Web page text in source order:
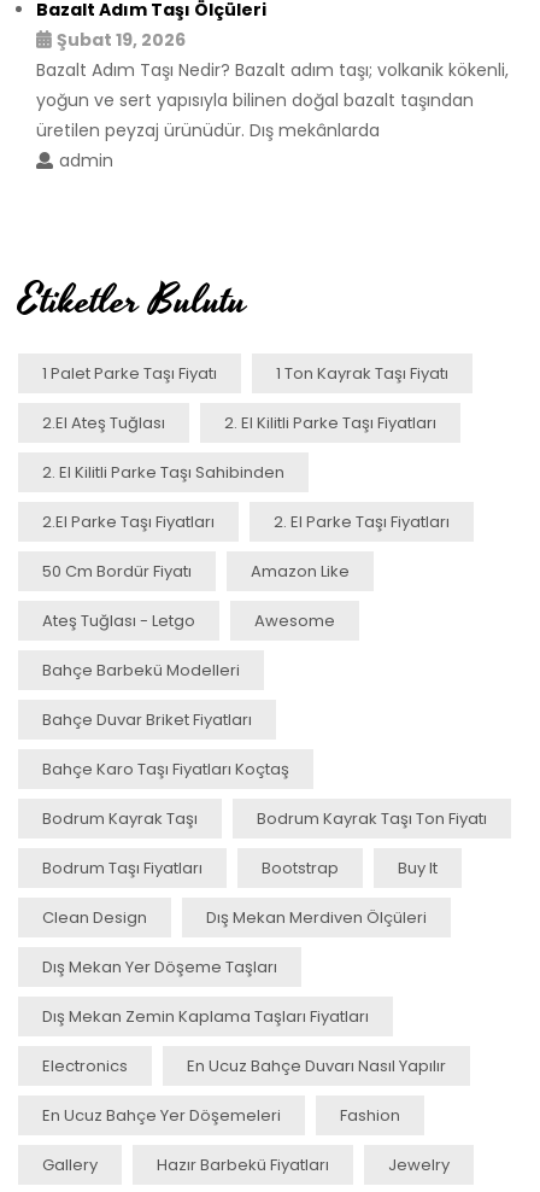
Bazalt Adım Taşı Ölçüleri
Şubat 19, 2026
Bazalt Adım Taşı Nedir? Bazalt adım taşı; volkanik kökenli,
yoğun ve sert yapısıyla bilinen doğal bazalt taşından
üretilen peyzaj ürünüdür. Dış mekânlarda
admin
Etiketler Bulutu
1 Palet Parke Taşı Fiyatı 1 Ton Kayrak Taşı Fiyatı
2.el Ateş Tuğlası 2. El Kilitli Parke Taşı Fiyatları
2. El Kilitli Parke Taşı Sahibinden
2.el Parke Taşı Fiyatları 2. El Parke Taşı Fiyatları
50 Cm Bordür Fiyatı Amazon Like
Ateş Tuğlası - Letgo Awesome
Bahçe Barbekü Modelleri
Bahçe Duvar Briket Fiyatları
Bahçe Karo Taşı Fiyatları Koçtaş
Bodrum Kayrak Taşı Bodrum Kayrak Taşı Ton Fiyatı
Bodrum Taşı Fiyatları Bootstrap Buy It
Clean Design Dış Mekan Merdiven Ölçüleri
Dış Mekan Yer Döşeme Taşları
Dış Mekan Zemin Kaplama Taşları Fiyatları
Electronics En Ucuz Bahçe Duvarı Nasıl Yapılır
En Ucuz Bahçe Yer Döşemeleri Fashion
Gallery Hazır Barbekü Fiyatları Jewelry